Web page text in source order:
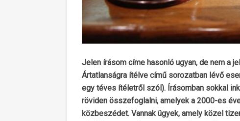
Jelen írásom címe hasonló ugyan, de nem a
Ártatlanságra ítélve című sorozatban lévő
egy téves ítéletről szól). Írásomban sokkal
röviden összefoglalni, amelyek a 2000-es
közbeszédet. Vannak ügyek, amely közel